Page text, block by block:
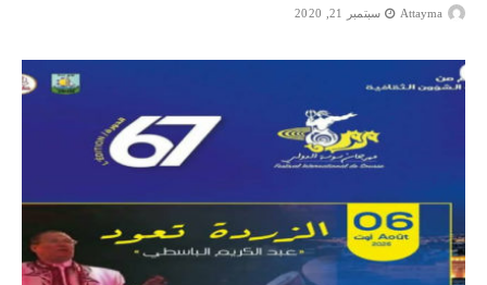
Attayma سبتمبر 21, 2020